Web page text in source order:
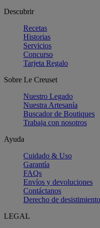
Descubrir
Recetas
Historias
Servicios
Concurso
Tarjeta Regalo
Sobre Le Creuset
Nuestro Legado
Nuestra Artesanía
Buscador de Boutiques
Trabaja con nosotros
Ayuda
Cuidado & Uso
Garantía
FAQs
Envíos y devoluciones
Contáctanos
Derecho de desistimiento
LEGAL